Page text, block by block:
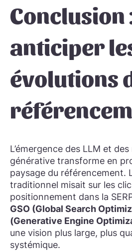
Conclusion
anticiper
évolutions
L’émergence des LLM et des
générative transforme en
paysage du référencement.
traditionnel misait sur les
positionnement dans la
GSO (Global Search
(Generative Engine
une vision plus large, plus
systémique.